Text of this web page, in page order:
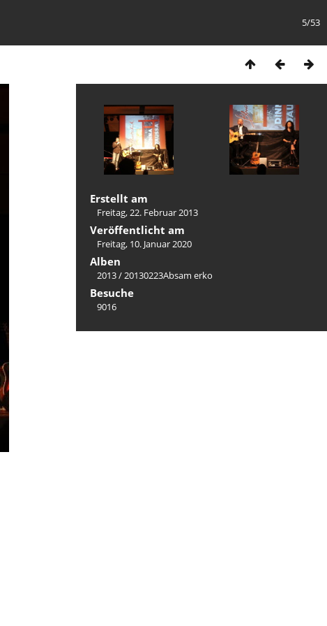
5/53
Erstellt am
Freitag, 22. Februar 2013
Veröffentlicht am
Freitag, 10. Januar 2020
Alben
2013/20130223Absam erko
Besuche
9016